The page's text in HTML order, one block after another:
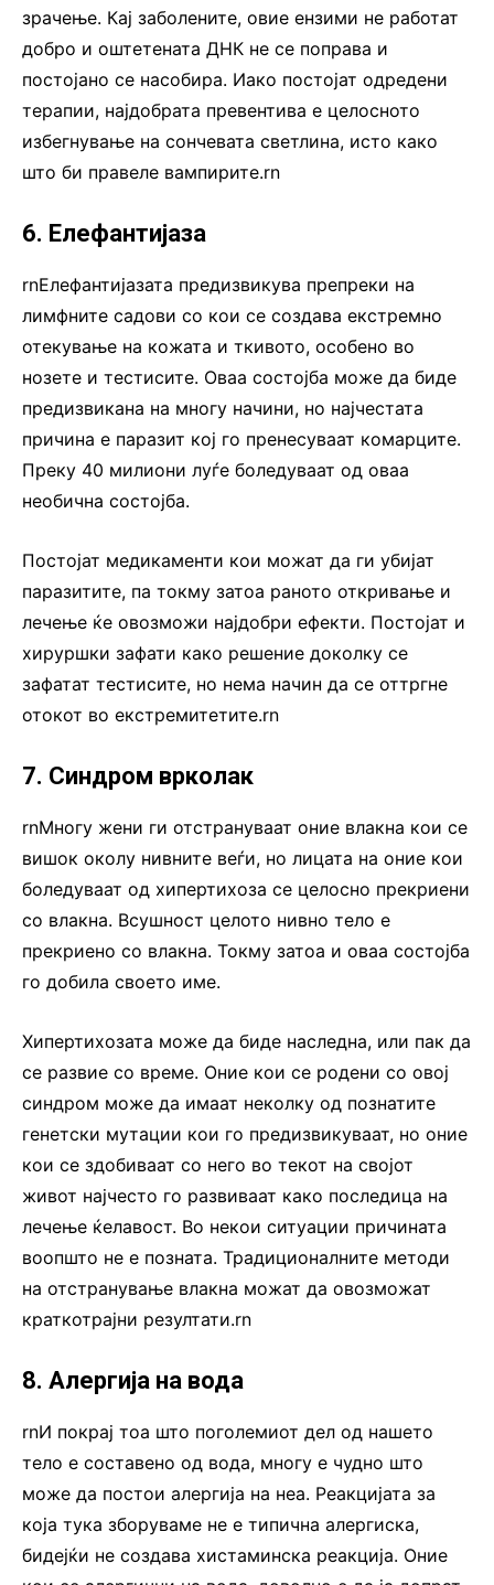
зрачење. Кај заболените, овие ензими не работат
добро и оштетената ДНК не се поправа и
постојано се насобира. Иако постојат одредени
терапии, најдобрата превентива е целосното
избегнување на сончевата светлина, исто како
што би правеле вампирите.rn
6. Елефантијаза
rnЕлефантијазата предизвикува препреки на
лимфните садови со кои се создава екстремно
отекување на кожата и ткивото, особено во
нозете и тестисите. Оваа состојба може да биде
предизвикана на многу начини, но најчестата
причина е паразит кој го пренесуваат комарците.
Преку 40 милиони луѓе боледуваат од оваа
необична состојба.
Постојат медикаменти кои можат да ги убијат
паразитите, па токму затоа раното откривање и
лечење ќе овозможи најдобри ефекти. Постојат и
хируршки зафати како решение доколку се
зафатат тестисите, но нема начин да се оттргне
отокот во екстремитетите.rn
7. Синдром врколак
rnМногу жени ги отстрануваат оние влакна кои се
вишок околу нивните веѓи, но лицата на оние кои
боледуваат од хипертихоза се целосно прекриени
со влакна. Всушност целото нивно тело е
прекриено со влакна. Токму затоа и оваа состојба
го добила своето име.
Хипертихозата може да биде наследна, или пак да
се развие со време. Оние кои се родени со овој
синдром може да имаат неколку од познатите
генетски мутации кои го предизвикуваат, но оние
кои се здобиваат со него во текот на својот
живот најчесто го развиваат како последица на
лечење ќелавост. Во некои ситуации причината
воопшто не е позната. Традиционалните методи
на отстранување влакна можат да овозможат
краткотрајни резултати.rn
8. Алергија на вода
rnИ покрај тоа што поголемиот дел од нашето
тело е составено од вода, многу е чудно што
може да постои алергија на неа. Реакцијата за
која тука зборуваме не е типична алергиска,
бидејќи не создава хистаминска реакција. Оние